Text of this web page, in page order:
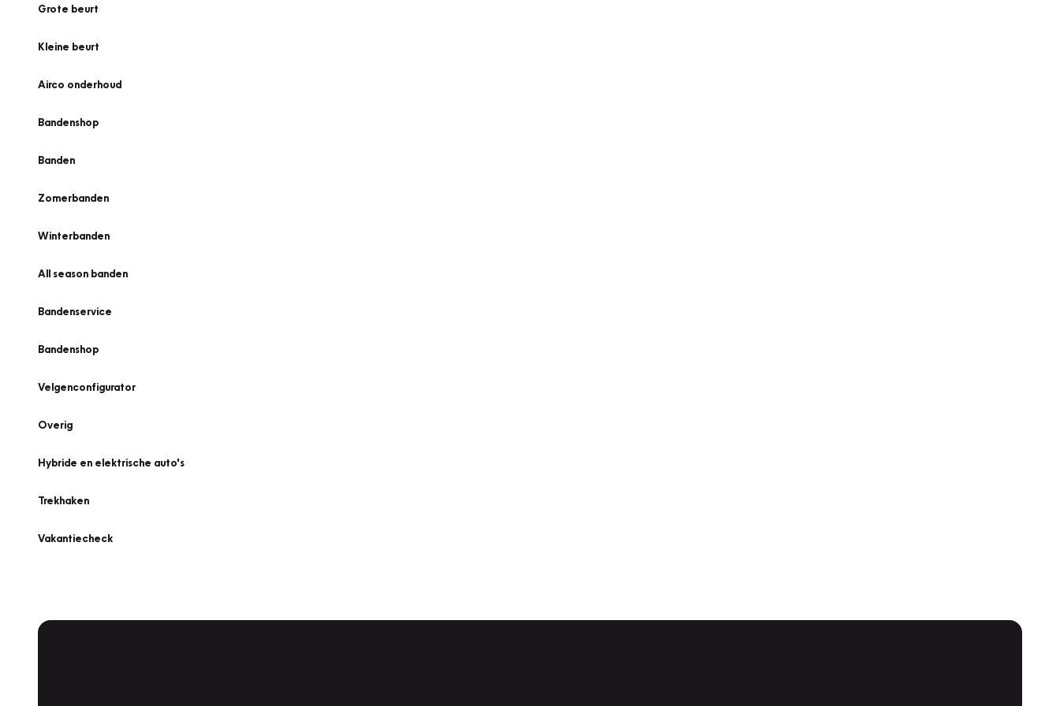
Grote beurt
Kleine beurt
Airco onderhoud
Bandenshop
Banden
Zomerbanden
Winterbanden
All season banden
Bandenservice
Bandenshop
Velgenconfigurator
Overig
Hybride en elektrische auto's
Trekhaken
Vakantiecheck